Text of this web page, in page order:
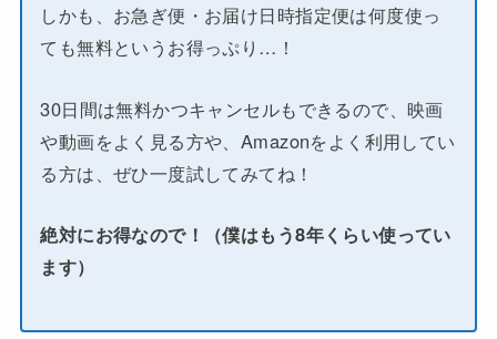
しかも、お急ぎ便・お届け日時指定便は何度使っ
ても無料というお得っぷり…！
30日間は無料かつキャンセルもできるので、映画
や動画をよく見る方や、Amazonをよく利用してい
る方は、ぜひ一度試してみてね！
絶対にお得なので！（僕はもう8年くらい使ってい
ます）